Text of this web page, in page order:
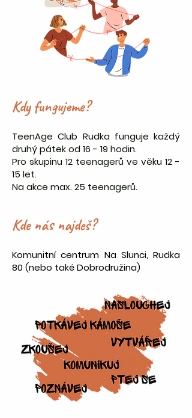
Kdy fungujeme?
TeenAge Club Rudka funguje každý
druhý pátek od 16 - 19 hodin.
Pro skupinu 12 teenagerů ve věku 12 -
15 let.
Na akce max. 25 teenagerů.
Kde nás najdeš?
Komunitní centrum Na Slunci, Rudka
80 (nebo také Dobrodružina)